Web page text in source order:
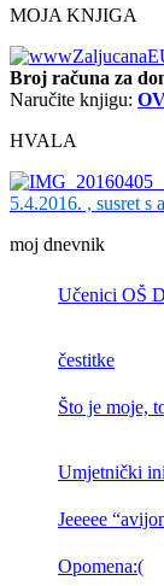
MOJA KNJIGA
Broj računa za
Naručite knjigu:
HVALA
5.4.2016. , susret s
moj dnevnik
čestitke
Što je moje,
Umjetnički
Jeeeee
Opomena:(